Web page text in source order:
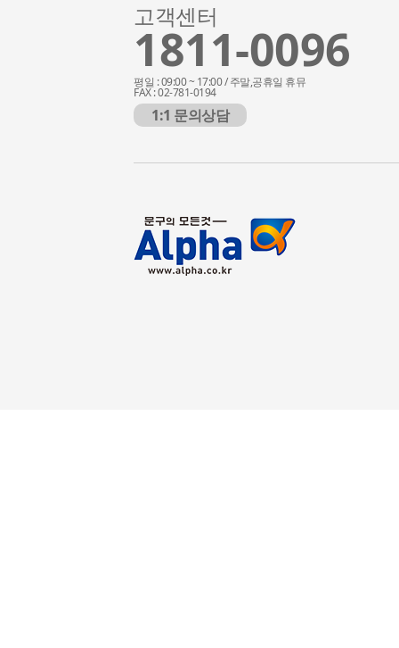
고객센터
1811-0096
평일 : 09:00 ~ 17:00 / 주말,공휴일 휴뮤
FAX : 02-781-0194
1:1 문의상담